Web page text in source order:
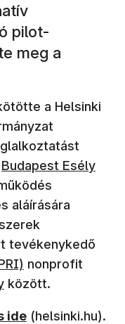
pilot-
meg a
a Helsinki
(új ablakban nyílik
Budapest Esély
aláírására
tevékenykedő
nonprofit
meg)
között.
nyílik meg)
ide (helsinki.hu).